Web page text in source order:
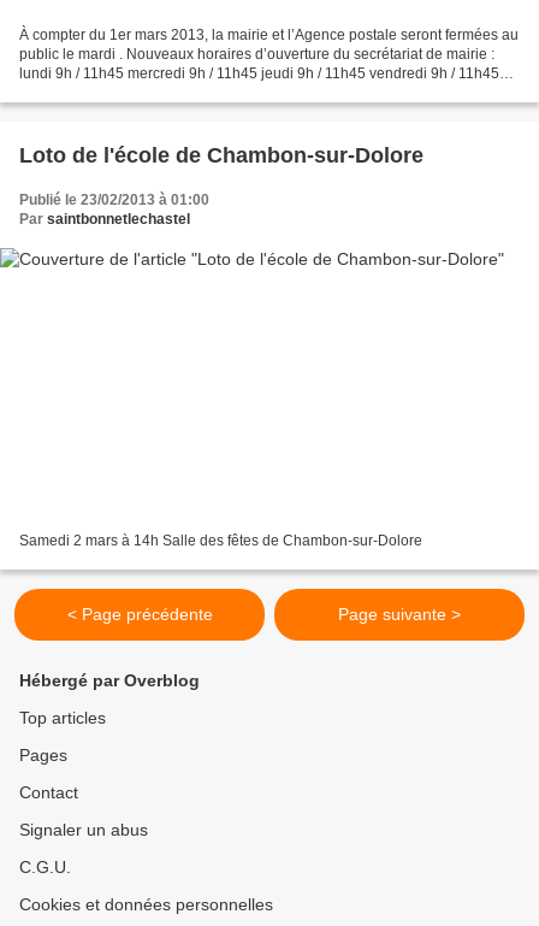
À compter du 1er mars 2013, la mairie et l’Agence postale seront fermées au
public le mardi . Nouveaux horaires d’ouverture du secrétariat de mairie :
lundi 9h / 11h45 mercredi 9h / 11h45 jeudi 9h / 11h45 vendredi 9h / 11h45
Loto de l'école de Chambon-sur-Dolore
Publié le 23/02/2013 à 01:00
Par saintbonnetlechastel
Samedi 2 mars à 14h Salle des fêtes de Chambon-sur-Dolore
< Page précédente Page suivante >
Hébergé par Overblog
Top articles
Pages
Contact
Signaler un abus
C.G.U.
Cookies et données personnelles